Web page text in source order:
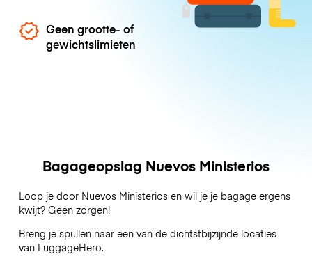
Geen grootte- of
gewichtslimieten
Bagageopslag Nuevos Ministerios
Loop je door Nuevos Ministerios en wil je je bagage ergens
kwijt? Geen zorgen!
Breng je spullen naar een van de dichtstbijzijnde locaties
van LuggageHero.